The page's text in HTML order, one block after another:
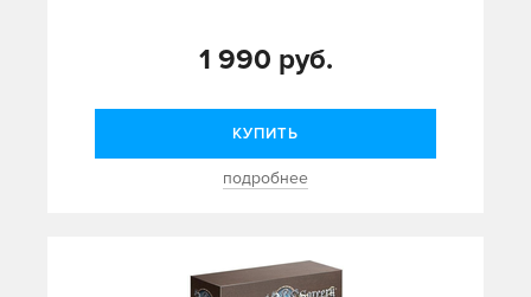
1 990 руб.
КУПИТЬ
подробнее